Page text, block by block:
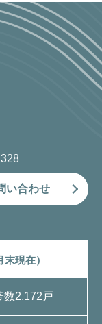
い合わせ
末現在）
数2,172戸